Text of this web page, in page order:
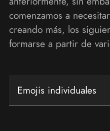
comenzamos a
creando más, los
formarse a partir de
Emojis individuales